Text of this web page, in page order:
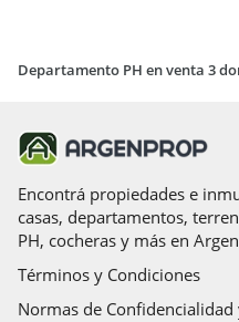
Departamento PH en venta 3
Encontrá propiedades e
casas, departamentos,
PH, cocheras y más en
Términos y Condiciones
Normas de Confidencialidad